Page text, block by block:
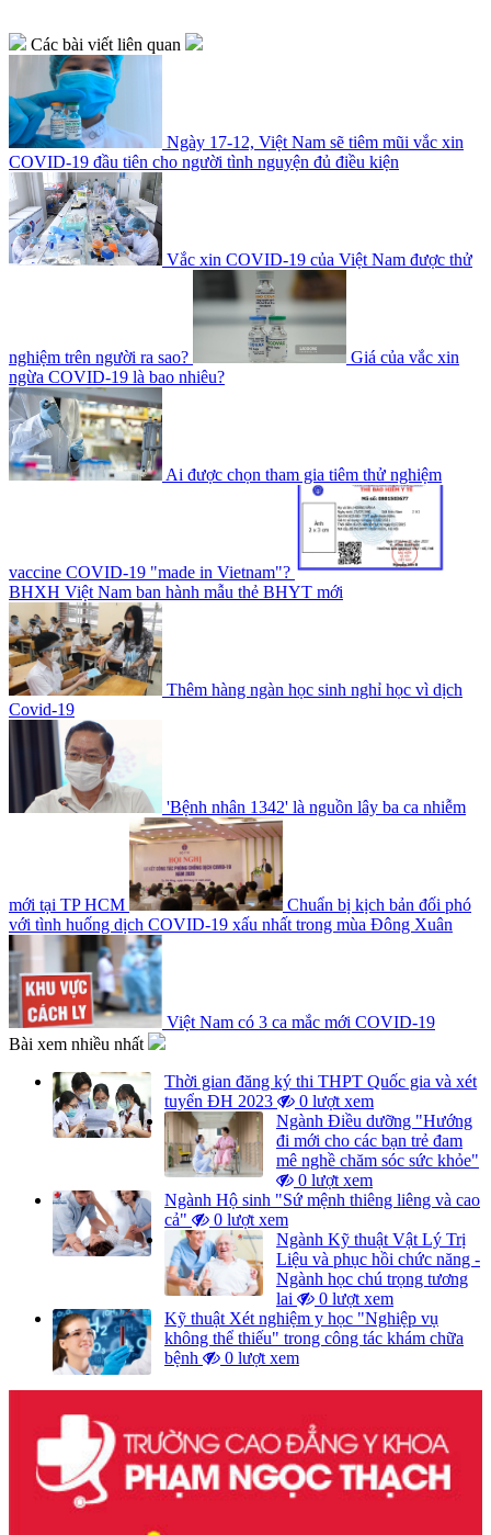
Các bài viết liên quan
Ngày 17-12, Việt Nam sẽ tiêm mũi vắc xin
COVID-19 đầu tiên cho người tình nguyện đủ điều kiện
Vắc xin COVID-19 của Việt Nam được thử
nghiệm trên người ra sao?
Giá của vắc xin
ngừa COVID-19 là bao nhiêu?
Ai được chọn tham gia tiêm thử nghiệm
vaccine COVID-19 "made in Vietnam"?
BHXH Việt Nam ban hành mẫu thẻ BHYT mới
Thêm hàng ngàn học sinh nghỉ học vì dịch
Covid-19
'Bệnh nhân 1342' là nguồn lây ba ca nhiễm
mới tại TP HCM
Chuẩn bị kịch bản đối phó
với tình huống dịch COVID-19 xấu nhất trong mùa Đông Xuân
Việt Nam có 3 ca mắc mới COVID-19
Bài xem nhiều nhất
Thời gian đăng ký thi THPT Quốc gia và xét
tuyển ĐH 2023
0 lượt xem
Ngành Điều dưỡng "Hướng
đi mới cho các bạn trẻ đam
mê nghề chăm sóc sức khỏe"
0 lượt xem
Ngành Hộ sinh "Sứ mệnh thiêng liêng và cao
cả"
0 lượt xem
Ngành Kỹ thuật Vật Lý Trị
Liệu và phục hồi chức năng -
Ngành học chú trọng tương
lai
0 lượt xem
Kỹ thuật Xét nghiệm y học "Nghiệp vụ
không thể thiếu" trong công tác khám chữa
bệnh
0 lượt xem